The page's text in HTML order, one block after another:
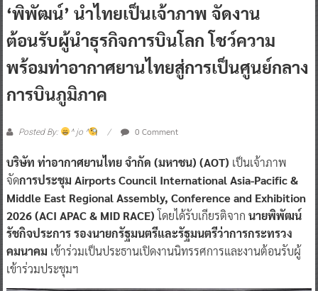
‘พิพัฒน์’ นำไทยเป็นเจ้าภาพ จัดงาน
ต้อนรับผู้นำธุรกิจการบินโลก โชว์ความ
พร้อมท่าอากาศยานไทยสู่การเป็นศูนย์กลาง
การบินภูมิภาค
Posted By: ^ jo ^ 0 Comment
บริษัท ท่าอากาศยานไทย จำกัด (มหาชน) (AOT) เป็นเจ้าภาพ
จัดการประชุม Airports Council International Asia-Pacific &
Middle East Regional Assembly, Conference and Exhibition
2026 (ACI APAC & MID RACE) โดยได้รับเกียรติจาก นายพิพัฒน์
รัชกิจประการ รองนายกรัฐมนตรีและรัฐมนตรีว่าการกระทรวง
คมนาคม เข้าร่วมเป็นประธานเปิดงานนิทรรศการและงานต้อนรับผู้
เข้าร่วมประชุมฯ